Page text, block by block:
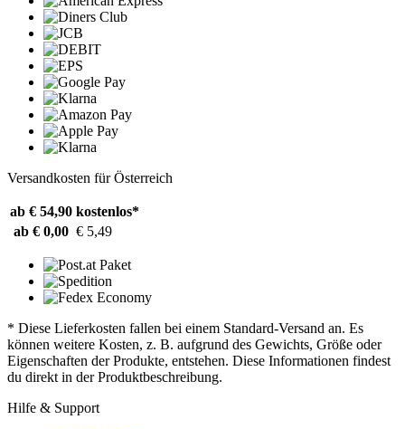
Versandkosten für Österreich
ab € 54,90 kostenlos*
ab € 0,00 € 5,49
* Diese Lieferkosten fallen bei einem Standard-Versand an. Es
können weitere Kosten, z. B. aufgrund des Gewichts, Größe oder
Eigenschaften der Produkte, entstehen. Diese Informationen findest
du direkt in der Produktbeschreibung.
Hilfe & Support